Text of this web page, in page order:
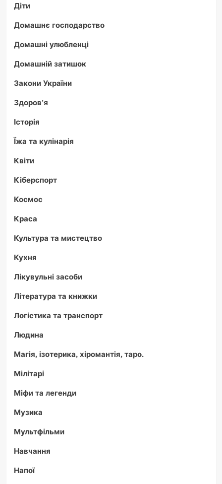
Діти
Домашнє господарство
Домашні улюбленці
Домашній затишок
Закони України
Здоров'я
Історія
Їжа та кулінарія
Квіти
Кіберспорт
Космос
Краса
Культура та мистецтво
Кухня
Лікувульні засоби
Література та книжки
Логістика та транспорт
Людина
Магія, ізотерика, хіромантія, таро.
Мілітарі
Міфи та легенди
Музика
Мультфільми
Навчання
Напої